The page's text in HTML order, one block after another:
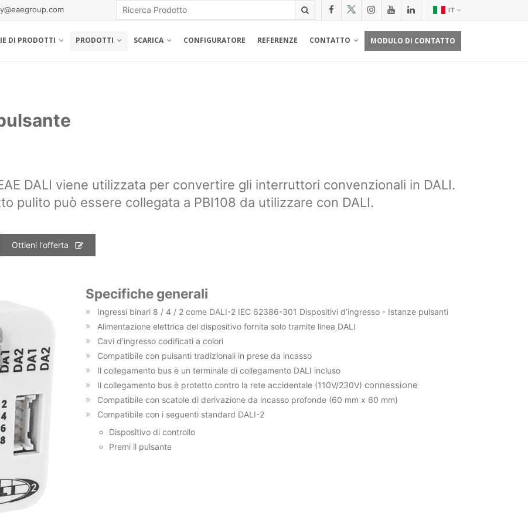
IT
DI PRODOTTI PRODOTTI SCARICA CONFIGURATORE REFERENZE CONTATTO MODULO DI CONTATTO
DALI viene utilizzata per convertire gli interruttori convenzionali in DALI.
pulito può essere collegata a PBI108 da utilizzare con DALI.
Ottieni l'offerta
Specifiche generali
Ingressi binari 8 / 4 / 2 come DALI-2 IEC 62386-301 Dispositivi d’ingresso - Istanze pulsanti
Alimentazione elettrica del dispositivo fornita solo tramite linea DALI
Cavi d’ingresso codificati a colori
Compatibile con pulsanti tradizionali in prese da incasso
Il collegamento bus è un terminale di collegamento DALI incluso
Il collegamento bus è protetto contro la rete accidentale (110V/230V) connessione
Compatibile con scatole di derivazione da incasso profonde (60 mm x 60 mm)
Compatibile con i seguenti standard DALI-2
Dispositivo di controllo
Premi il pulsante